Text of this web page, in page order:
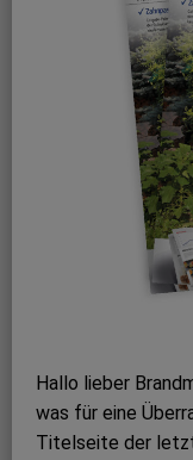
Hallo lieber
was für eine
Titelseite der